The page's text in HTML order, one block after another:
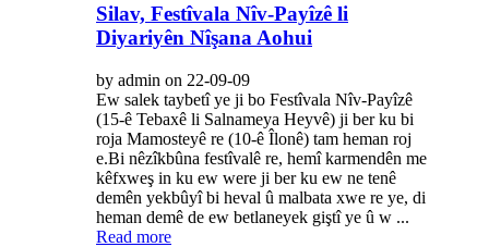
Silav, Festîvala Nîv-Payîzê li
Diyariyên Nîşana Aohui
by admin on 22-09-09
Ew salek taybetî ye ji bo Festîvala Nîv-Payîzê
(15-ê Tebaxê li Salnameya Heyvê) ji ber ku bi
roja Mamosteyê re (10-ê Îlonê) tam heman roj
e.Bi nêzîkbûna festîvalê re, hemî karmendên me
kêfxweş in ku ew were ji ber ku ew ne tenê
demên yekbûyî bi heval û malbata xwe re ye, di
heman demê de ew betlaneyek giştî ye û w ...
Read more